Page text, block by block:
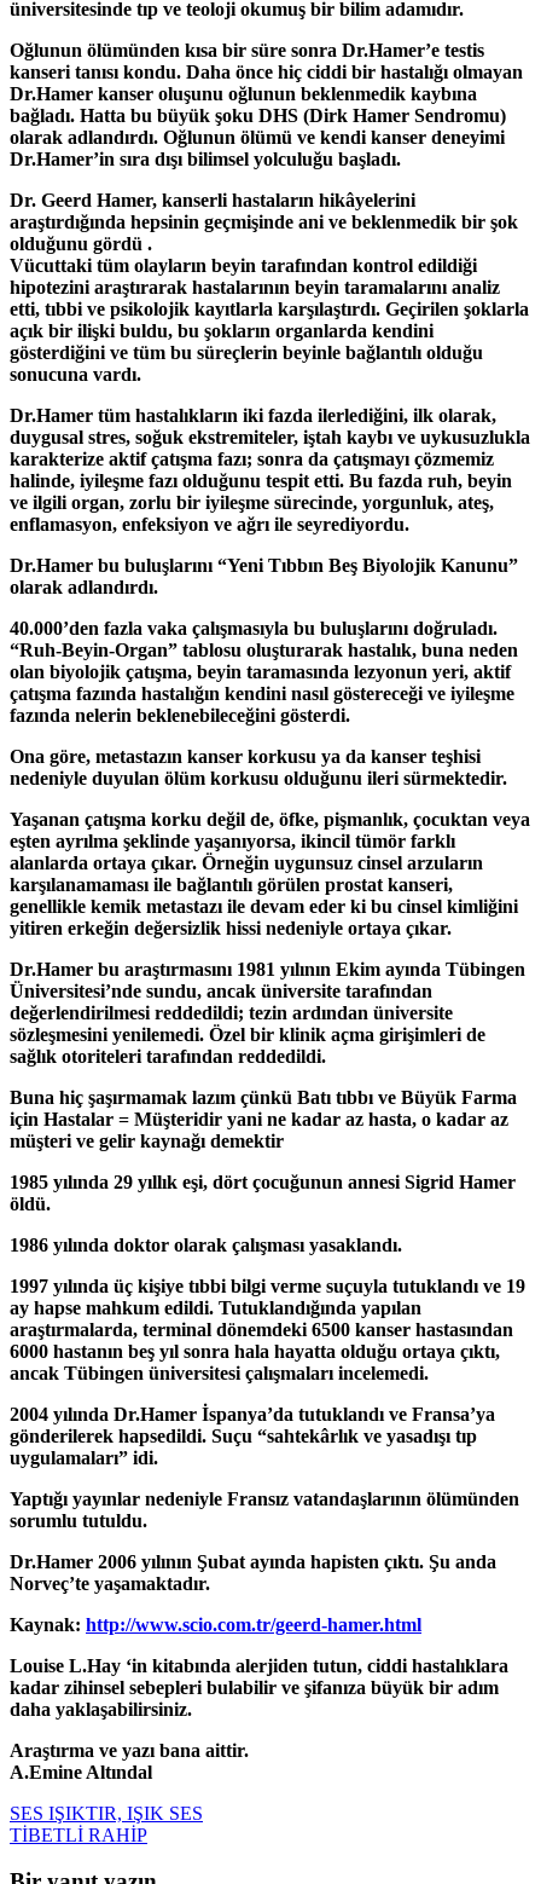
üniversitesinde tıp ve teoloji okumuş bir bilim adamıdır.
Oğlunun ölümünden kısa bir süre sonra Dr.Hamer’e testis
kanseri tanısı kondu. Daha önce hiç ciddi bir hastalığı olmayan
Dr.Hamer kanser oluşunu oğlunun beklenmedik kaybına
bağladı. Hatta bu büyük şoku DHS (Dirk Hamer Sendromu)
olarak adlandırdı. Oğlunun ölümü ve kendi kanser deneyimi
Dr.Hamer’in sıra dışı bilimsel yolculuğu başladı.
Dr. Geerd Hamer, kanserli hastaların hikâyelerini
araştırdığında hepsinin geçmişinde ani ve beklenmedik bir şok
olduğunu gördü .
Vücuttaki tüm olayların beyin tarafından kontrol edildiği
hipotezini araştırarak hastalarının beyin taramalarını analiz
etti, tıbbi ve psikolojik kayıtlarla karşılaştırdı. Geçirilen şoklarla
açık bir ilişki buldu, bu şokların organlarda kendini
gösterdiğini ve tüm bu süreçlerin beyinle bağlantılı olduğu
sonucuna vardı.
Dr.Hamer tüm hastalıkların iki fazda ilerlediğini, ilk olarak,
duygusal stres, soğuk ekstremiteler, iştah kaybı ve uykusuzlukla
karakterize aktif çatışma fazı; sonra da çatışmayı çözmemiz
halinde, iyileşme fazı olduğunu tespit etti. Bu fazda ruh, beyin
ve ilgili organ, zorlu bir iyileşme sürecinde, yorgunluk, ateş,
enflamasyon, enfeksiyon ve ağrı ile seyrediyordu.
Dr.Hamer bu buluşlarını “Yeni Tıbbın Beş Biyolojik Kanunu”
olarak adlandırdı.
40.000’den fazla vaka çalışmasıyla bu buluşlarını doğruladı.
“Ruh-Beyin-Organ” tablosu oluşturarak hastalık, buna neden
olan biyolojik çatışma, beyin taramasında lezyonun yeri, aktif
çatışma fazında hastalığın kendini nasıl göstereceği ve iyileşme
fazında nelerin beklenebileceğini gösterdi.
Ona göre, metastazın kanser korkusu ya da kanser teşhisi
nedeniyle duyulan ölüm korkusu olduğunu ileri sürmektedir.
Yaşanan çatışma korku değil de, öfke, pişmanlık, çocuktan veya
eşten ayrılma şeklinde yaşanıyorsa, ikincil tümör farklı
alanlarda ortaya çıkar. Örneğin uygunsuz cinsel arzuların
karşılanamaması ile bağlantılı görülen prostat kanseri,
genellikle kemik metastazı ile devam eder ki bu cinsel kimliğini
yitiren erkeğin değersizlik hissi nedeniyle ortaya çıkar.
Dr.Hamer bu araştırmasını 1981 yılının Ekim ayında Tübingen
Üniversitesi’nde sundu, ancak üniversite tarafından
değerlendirilmesi reddedildi; tezin ardından üniversite
sözleşmesini yenilemedi. Özel bir klinik açma girişimleri de
sağlık otoriteleri tarafından reddedildi.
Buna hiç şaşırmamak lazım çünkü Batı tıbbı ve Büyük Farma
için Hastalar = Müşteridir yani ne kadar az hasta, o kadar az
müşteri ve gelir kaynağı demektir
1985 yılında 29 yıllık eşi, dört çocuğunun annesi Sigrid Hamer
öldü.
1986 yılında doktor olarak çalışması yasaklandı.
1997 yılında üç kişiye tıbbi bilgi verme suçuyla tutuklandı ve 19
ay hapse mahkum edildi. Tutuklandığında yapılan
araştırmalarda, terminal dönemdeki 6500 kanser hastasından
6000 hastanın beş yıl sonra hala hayatta olduğu ortaya çıktı,
ancak Tübingen üniversitesi çalışmaları incelemedi.
2004 yılında Dr.Hamer İspanya’da tutuklandı ve Fransa’ya
gönderilerek hapsedildi. Suçu “sahtekârlık ve yasadışı tıp
uygulamaları” idi.
Yaptığı yayınlar nedeniyle Fransız vatandaşlarının ölümünden
sorumlu tutuldu.
Dr.Hamer 2006 yılının Şubat ayında hapisten çıktı. Şu anda
Norveç’te yaşamaktadır.
Kaynak: http://www.scio.com.tr/geerd-hamer.html
Louise L.Hay ‘in kitabında alerjiden tutun, ciddi hastalıklara
kadar zihinsel sebepleri bulabilir ve şifanıza büyük bir adım
daha yaklaşabilirsiniz.
Araştırma ve yazı bana aittir.
A.Emine Altındal
Post
navigation
SES IŞIKTIR, IŞIK SES
TİBETLİ RAHİP